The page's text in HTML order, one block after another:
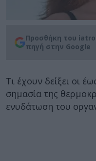
Προσθήκη του
πηγή στην Google
Τι έχουν δείξει οι
σημασία της
ενυδάτωση του